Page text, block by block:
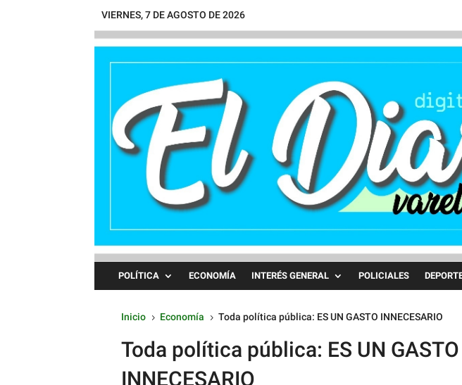
VIERNES, 7 DE AGOSTO DE 2026
POLÍTICA ECONOMÍA INTERÉS GENERAL POLICIALES
Inicio 5 Economía 5 Toda política pública: ES UN GASTO INNECESARIO
Toda política pública: ES UN GASTO
INNECESARIO